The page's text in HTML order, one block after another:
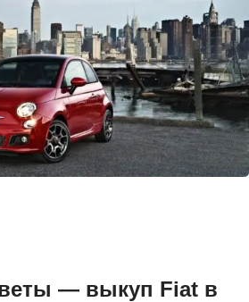
— выкуп Fiat в